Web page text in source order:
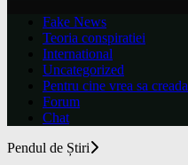
Fake News
Teoria conspiratiei
International
Uncategorized
Pentru cine vrea sa creada
Forum
Chat
Pendul de Știri